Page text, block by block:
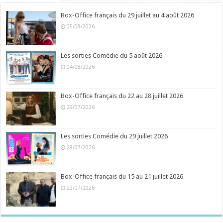
Box-Office français du 29 juillet au 4 août 2026
05/08/2026
Les sorties Comédie du 5 août 2026
04/08/2026
Box-Office français du 22 au 28 juillet 2026
29/07/2026
Les sorties Comédie du 29 juillet 2026
28/07/2026
Box-Office français du 15 au 21 juillet 2026
22/07/2026